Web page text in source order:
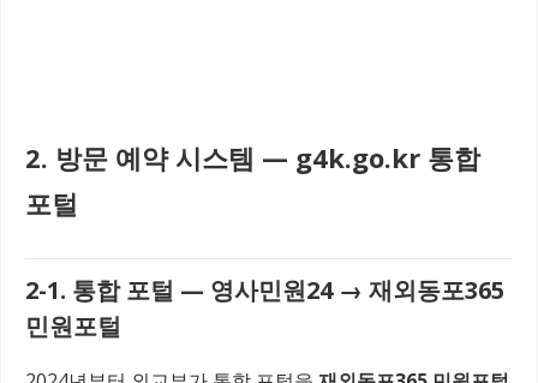
2. 방문 예약 시스템 — g4k.go.kr 통합
포털
2-1. 통합 포털 — 영사민원24 → 재외동포365
민원포털